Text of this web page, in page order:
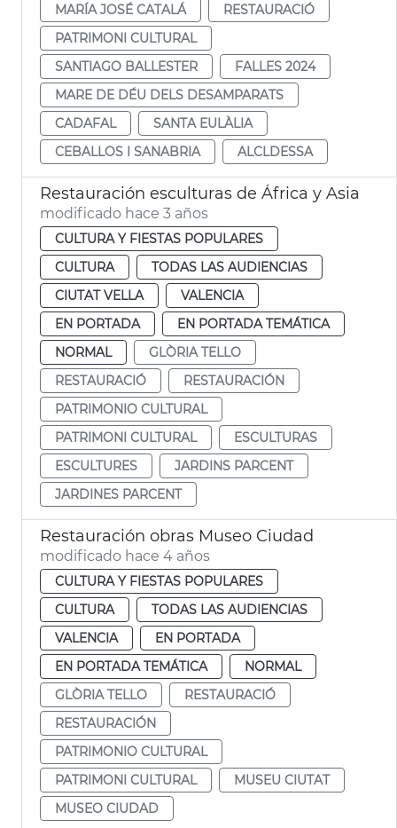
MARÍA JOSÉ CATALÁ
RESTAURACIÓ
PATRIMONI CULTURAL
SANTIAGO BALLESTER
FALLES 2024
MARE DE DÉU DELS DESAMPARATS
CADAFAL
SANTA EULÀLIA
CEBALLOS I SANABRIA
ALCLDESSA
Restauración esculturas de África y Asia
modificado hace 3 años
CULTURA Y FIESTAS POPULARES
CULTURA
TODAS LAS AUDIENCIAS
CIUTAT VELLA
VALENCIA
EN PORTADA
EN PORTADA TEMÁTICA
NORMAL
GLÒRIA TELLO
RESTAURACIÓ
RESTAURACIÓN
PATRIMONIO CULTURAL
PATRIMONI CULTURAL
ESCULTURAS
ESCULTURES
JARDINS PARCENT
JARDINES PARCENT
Restauración obras Museo Ciudad
modificado hace 4 años
CULTURA Y FIESTAS POPULARES
CULTURA
TODAS LAS AUDIENCIAS
VALENCIA
EN PORTADA
EN PORTADA TEMÁTICA
NORMAL
GLÒRIA TELLO
RESTAURACIÓ
RESTAURACIÓN
PATRIMONIO CULTURAL
PATRIMONI CULTURAL
MUSEU CIUTAT
MUSEO CIUDAD